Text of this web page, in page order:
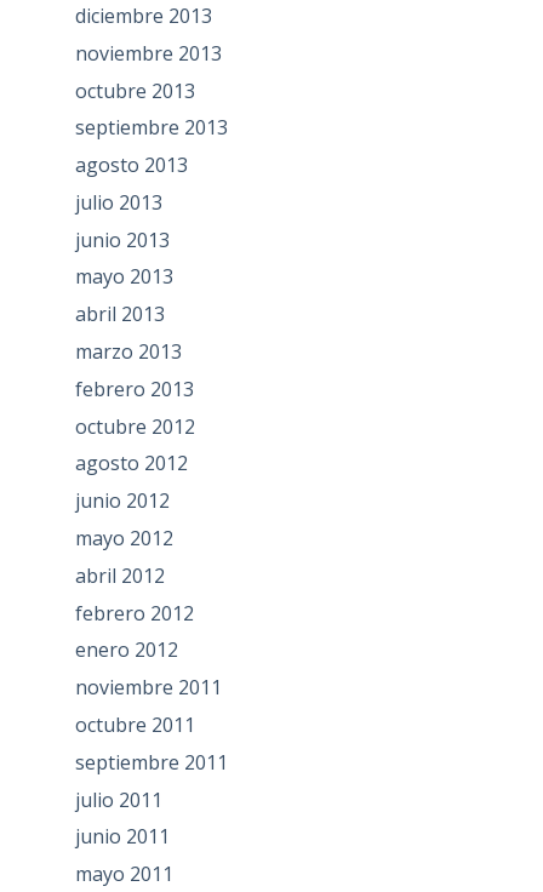
diciembre 2013
noviembre 2013
octubre 2013
septiembre 2013
agosto 2013
julio 2013
junio 2013
mayo 2013
abril 2013
marzo 2013
febrero 2013
octubre 2012
agosto 2012
junio 2012
mayo 2012
abril 2012
febrero 2012
enero 2012
noviembre 2011
octubre 2011
septiembre 2011
julio 2011
junio 2011
mayo 2011